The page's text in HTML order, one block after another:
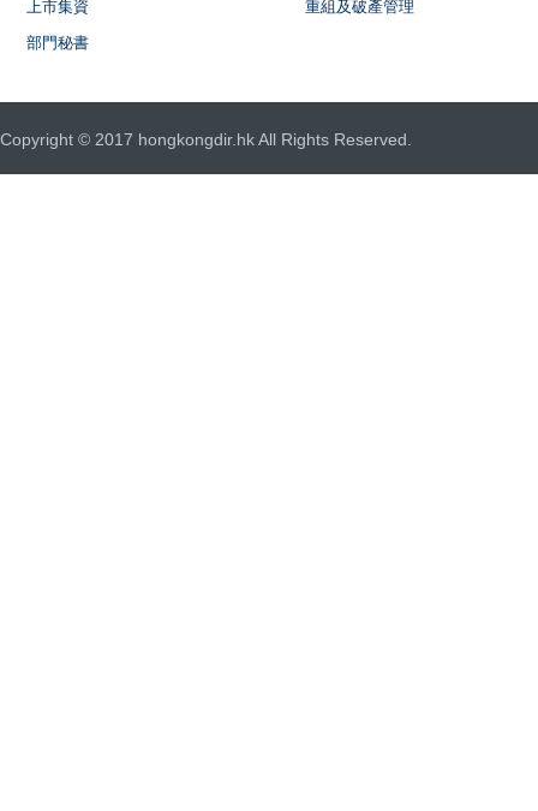
上市集資
重組及破產管理
部門秘書
Copyright © 2017 hongkongdir.hk All Rights Reserved.